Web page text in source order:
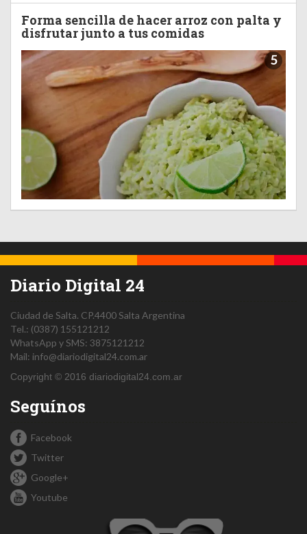
Forma sencilla de hacer arroz con palta y
disfrutar junto a tus comidas
5
Diario Digital 24
Ciudad de Salta. CP.4400Salta Argentina
Tel.: (0387) 155121212
WhatsApp y SMS: 3875121212
Mail: info@diariodigital24.com.ar
Copyright © 2016 diariodigital24.com.ar
Seguínos
Facebook
Twitter
Google+
Youtube